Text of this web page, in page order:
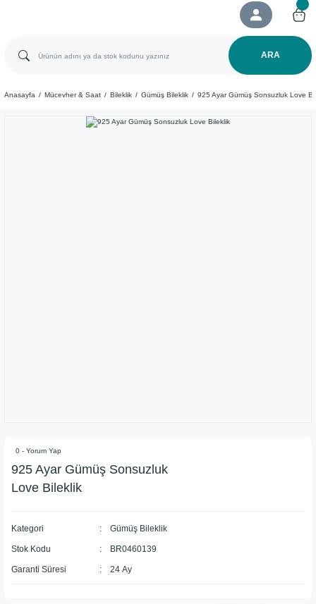
ARA
Anasayfa Mücevher & Saat Bileklik Gümüş Bileklik 925 Ayar Gümüş Sonsuzluk Love
0 - Yorum Yap
925 Ayar Gümüş Sonsuzluk
Love Bileklik
Kategori Gümüş Bileklik
Stok Kodu BR0460139
Garanti Süresi 24 Ay